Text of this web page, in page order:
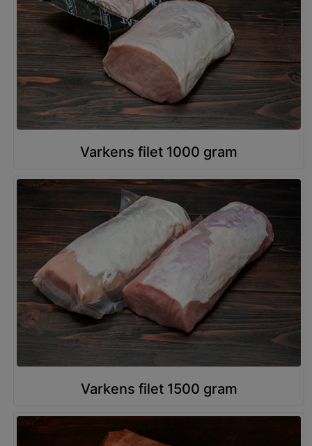
Varkens filet 1000 gram
Varkens filet 1500 gram